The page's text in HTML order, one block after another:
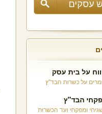
על בית עסק
על כשרות הבד"ץ
הבד"ץ
ומפקחי ועד הכשרות